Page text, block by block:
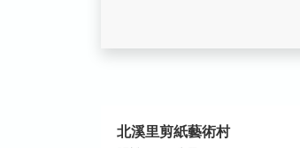
北溪里剪紙藝術村